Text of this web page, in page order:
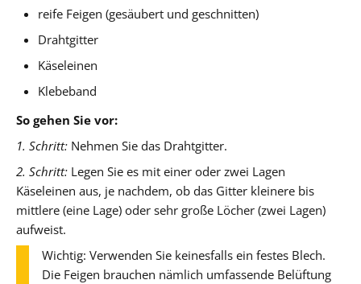
reife Feigen (gesäubert und geschnitten)
Drahtgitter
Käseleinen
Klebeband
So gehen Sie vor:
1. Schritt: Nehmen Sie das Drahtgitter.
2. Schritt: Legen Sie es mit einer oder zwei Lagen
Käseleinen aus, je nachdem, ob das Gitter kleinere bis
mittlere (eine Lage) oder sehr große Löcher (zwei Lagen)
aufweist.
Wichtig: Verwenden Sie keinesfalls ein festes Blech.
Die Feigen brauchen nämlich umfassende Belüftung